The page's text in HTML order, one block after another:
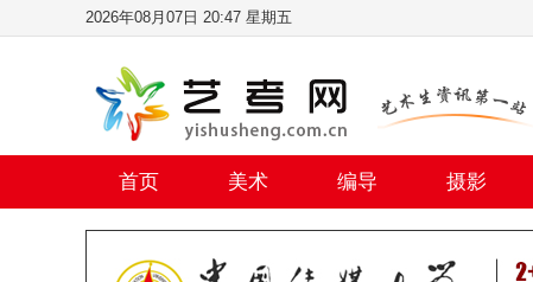
2026年08月07日 20:47 星期五
首页 美术 编导 摄影